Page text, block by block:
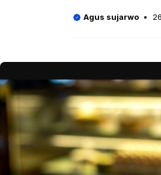
Agus sujarwo